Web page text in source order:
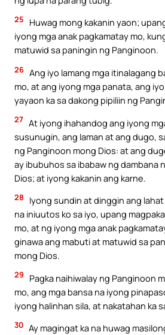
25
Huwag mong kakanin yaon;
iyong mga anak pagkamatay mo,
matuwid sa paningin ng Panginoon.
26 Ang iyo lamang mga itinalagang
mo, at ang iyong mga panata, ang
yayaon ka sa dakong pipiliin ng
27 At iyong ihahandog ang iyong
susunugin, ang laman at ang dugo,
ng Panginoon mong Dios: at ang
ay ibubuhos sa ibabaw ng dambana
Dios; at iyong kakanin ang karne.
28
Iyong sundin at dinggin ang
na iniuutos ko sa iyo, upang
mo, at ng iyong mga anak
ginawa ang mabuti at matuwid sa
mong Dios.
29
Pagka naihiwalay ng Panginoon
mo, ang mga bansa na iyong
iyong halinhan sila, at nakatahan ka
30 Ay magingat ka na huwag